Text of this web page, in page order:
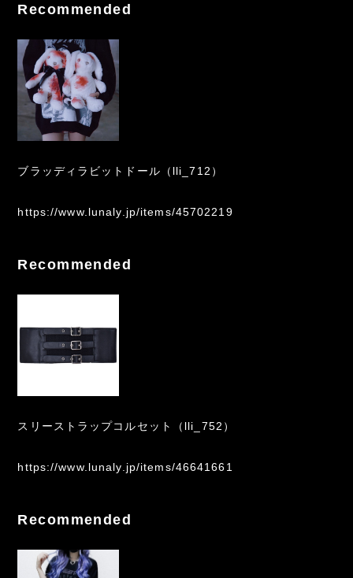
Recommended
ブラッディラビットドール（lli_712）
https://www.lunaly.jp/items/45702219
Recommended
スリーストラップコルセット（lli_752）
https://www.lunaly.jp/items/46641661
Recommended